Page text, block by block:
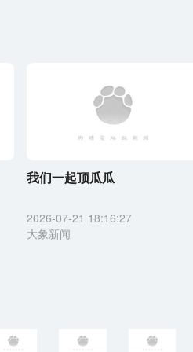
我们一起顶瓜瓜
2026-07-21 18:16:27
大象新闻